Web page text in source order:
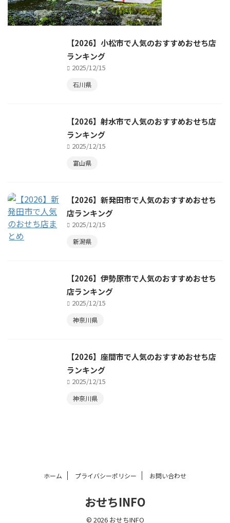
【2026】小松市で人気のおすすめおせち店
ランキング
2025/12/15
石川県
【2026】射水市で人気のおすすめおせち店
ランキング
2025/12/15
富山県
【2026】新発田市で人気のおすすめおせち
店ランキング
2025/12/15
新潟県
【2026】伊勢原市で人気のおすすめおせち
店ランキング
2025/12/15
神奈川県
【2026】座間市で人気のおすすめおせち店
ランキング
2025/12/15
神奈川県
ホーム プライバシーポリシー お問い合わせ
おせちINFO
© 2026 おせちINFO